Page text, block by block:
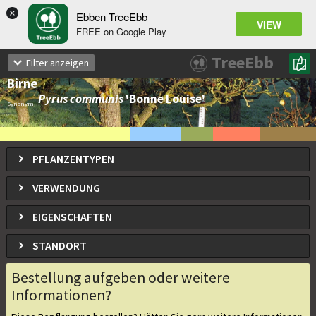
× Ebben TreeEbb
FREE on Google Play VIEW
Pyrus communis'Bonne Louise
d'Avranches'
Birne
Synonym Pyrus communis'Bonne Louise'
PFLANZENTYPEN
VERWENDUNG
EIGENSCHAFTEN
STANDORT
Bestellung aufgeben oder weitere
Informationen?
Filter anzeigen TreeEbb